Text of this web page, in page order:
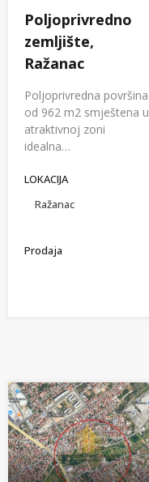
Poljoprivredno
zemljište,
Ražanac
Poljoprivredna površina
od 962 m2 smještena u
atraktivnoj zoni
idealna…
LOKACIJA
Ražanac
Prodaja